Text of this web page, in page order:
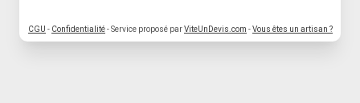
CGU - Confidentialité- Service proposé parViteUnDevis.com -Vous êtes un artisan ?